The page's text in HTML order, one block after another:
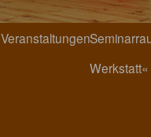
Veranstaltungen
Werkstatt«